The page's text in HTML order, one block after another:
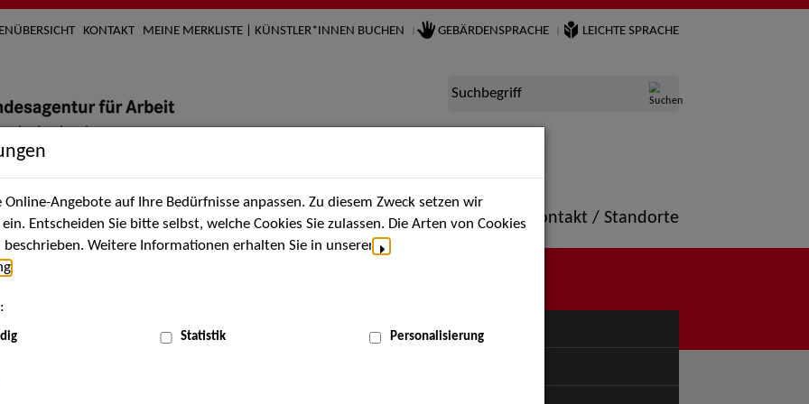
KONTAKT MEINE MERKLISTE | KÜNSTLER*INNEN BUCHEN GEBÄRDENSPRACHE LEICHTE SPRACHE
Suchbegriff
Künstler*innen Über uns Aktuelles Termine Portfolio Kontakt / Standorte
MENÜ
Angebote auf Ihre Bedürfnisse anpassen. Zu diesem Zweck setzen wir
Entscheiden Sie bitte selbst, welche Cookies Sie zulassen. Die Arten von Cookies
Weitere Informationen erhalten Sie in unserer
Statistik Personalisierung